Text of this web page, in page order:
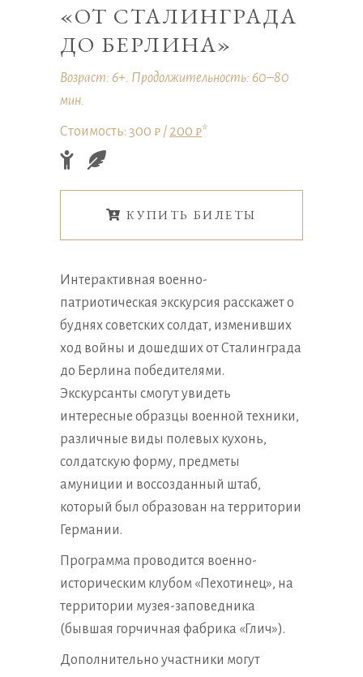
«ОТ СТАЛИНГРАДА
ДО БЕРЛИНА»
Возраст: 6+. Продолжительность: 60–80
мин.
Стоимость: 300 ₽ / 200 ₽*
КУПИТЬ БИЛЕТЫ
Интерактивная военно-
патриотическая экскурсия расскажет о
буднях советских солдат, изменивших
ход войны и дошедших от Сталинграда
до Берлина победителями.
Экскурсанты смогут увидеть
интересные образцы военной техники,
различные виды полевых кухонь,
солдатскую форму, предметы
амуниции и воссозданный штаб,
который был образован на территории
Германии.
Программа проводится военно-
историческим клубом «Пехотинец», на
территории музея-заповедника
(бывшая горчичная фабрика «Глич»).
Дополнительно участники могут